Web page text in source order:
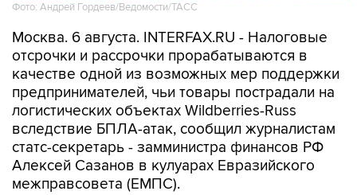
Фото: Андрей Гордеев/Ведомости/ТАСС
Москва. 6 августа. INTERFAX.RU - Налоговые
отсрочки и рассрочки прорабатываются в
качестве одной из возможных мер поддержки
предпринимателей, чьи товары пострадали на
логистических объектах Wildberries-Russ
вследствие БПЛА-атак, сообщил журналистам
статс-секретарь - замминистра финансов РФ
Алексей Сазанов в кулуарах Евразийского
межправсовета (ЕМПС).